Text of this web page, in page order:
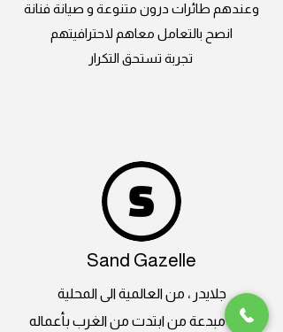
وعندهم طائرات درون متنوعة و صيانة فنانة
انصح بالتعامل معاهم لاحترافيتهم
Sand Gazelle
جلايدر ، من العالمية الى المحلية
بداية مبدعة من ابتدت من الغرب بأعماله